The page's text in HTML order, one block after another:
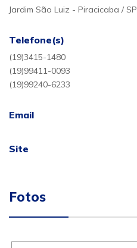
Jardim São Luiz - Piracicaba / SP
Telefone(s)
(19)3415-1480
(19)99411-0093
(19)99240-6233
Email
Site
Fotos